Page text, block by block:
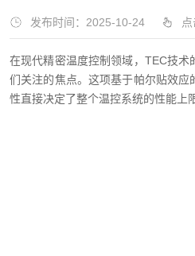
发布时间：2025-10-24 点
在现代精密温度控制领域，TEC技
们关注的焦点。这项基于帕尔贴效
性直接决定了整个温控系统的性能上限